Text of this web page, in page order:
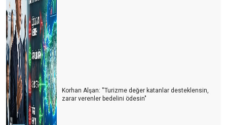
Korhan Alşan: ''Turizme değer katanlar desteklensin,
zarar verenler bedelini ödesin"